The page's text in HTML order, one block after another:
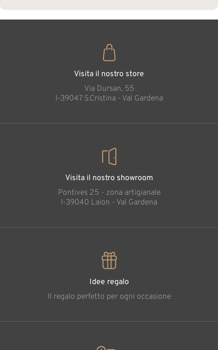
Visita il nostro store
Via Dursan, 55
l-39047 S.Cristina - Val Gardena
Visita il nostro showroom
Pontives 25 - zona artigianale
l-39040 Laion - Val Gardena
Idee regalo
Il regalo perfetto per ogni occasione